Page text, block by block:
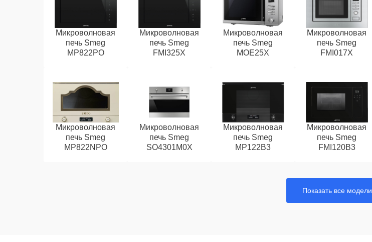
Микроволновая
печь Smeg
MP822PO
Микроволновая
печь Smeg
FMI325X
Микроволновая
печь Smeg
MOE25X
Микроволновая
печь Smeg
FMI017X
Микроволновая
печь Smeg
MP822NPO
Микроволновая
печь Smeg
SO4301M0X
Микроволновая
печь Smeg
MP122B3
Микроволновая
печь Smeg
FMI120B3
Показать все модели